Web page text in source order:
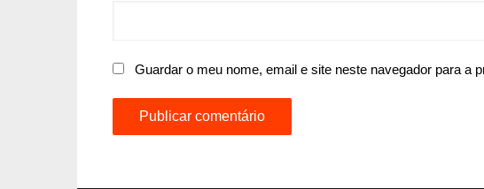
Guardar o meu nome, email e site neste navegador para a